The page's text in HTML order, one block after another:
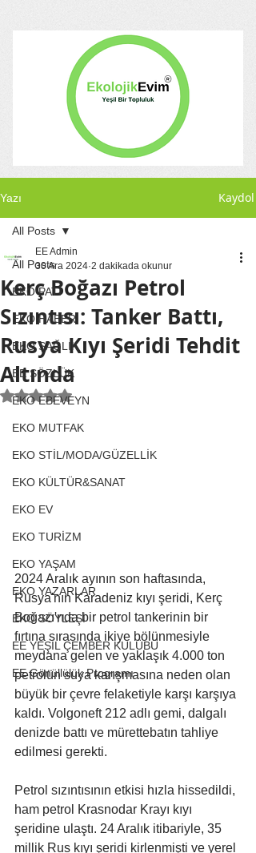
Yazı Kaydol
All Posts
EKO PATİ
EKO HABER
EKO SAĞLIK
EE SÖZLÜK
EKO EBEVEYN
EKO MUTFAK
EKO STİL/MODA/GÜZELLİK
EKO KÜLTÜR&SANAT
EKO EV
EKO TURİZM
EKO YAŞAM
EKO YAZARLAR
EKO SÖYLEŞİ
EE YEŞİL ÇEMBER KULÜBÜ
EE Gönüllülük Programı
All Posts
Kerç Boğazı Petrol
Sızıntısı: Tanker Battı,
Rusya Kıyı Şeridi Tehdit
Altında
EE Admin
30 Ara 2024 2 dakikada okunur
5 üzerinden NaN yıldız
2024 Aralık ayının son haftasında,
Rusya'nın Karadeniz kıyı şeridi, Kerç
Boğazı'nda bir petrol tankerinin bir
fırtına sırasında ikiye bölünmesiyle
meydana gelen ve yaklaşık 4.000 ton
petrolün suya karışmasına neden olan
büyük bir çevre felaketiyle karşı karşıya
kaldı. Volgoneft 212 adlı gemi, dalgalı
denizde battı ve mürettebatın tahliye
edilmesi gerekti.
Petrol sızıntısının etkisi hızla hissedildi,
ham petrol Krasnodar Krayı kıyı
şeridine ulaştı. 24 Aralık itibariyle, 35
millik Rus kıyı şeridi kirlenmişti ve yerel